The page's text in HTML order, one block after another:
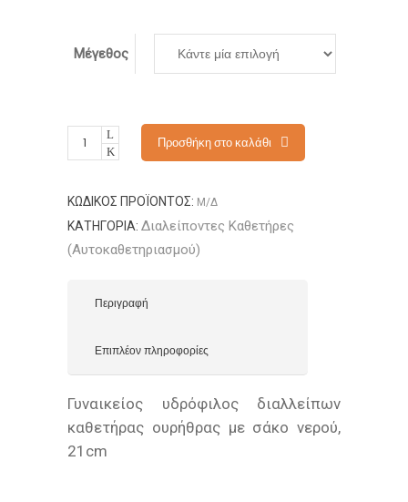
Μέγεθος
Προσθήκη στο καλάθι
ΚΩΔΙΚΌΣ ΠΡΟΪΌΝΤΟΣ: Μ/Δ
ΚΑΤΗΓΟΡΊΑ: Διαλείποντες Καθετήρες
(Αυτοκαθετηριασμού)
Περιγραφή
Επιπλέον πληροφορίες
Γυναικείος υδρόφιλος διαλλείπων
καθετήρας ουρήθρας με σάκο νερού,
21cm